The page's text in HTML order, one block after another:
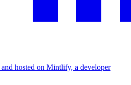
hosted on Mintlify, a developer